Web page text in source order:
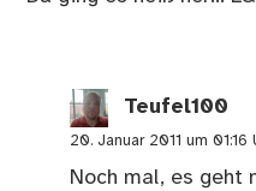
Teufel100
20. Januar 2011 um 01:16
Noch mal, es geht